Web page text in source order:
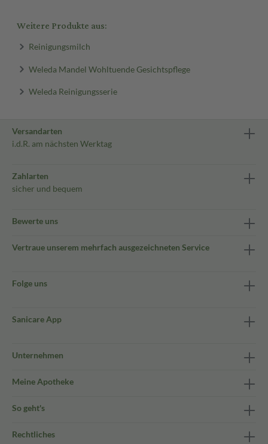
Weitere Produkte aus:
Reinigungsmilch
Weleda Mandel Wohltuende Gesichtspflege
Weleda Reinigungsserie
Versandarten
i.d.R. am nächsten Werktag
Zahlarten
sicher und bequem
Bewerte uns
Vertraue unserem mehrfach ausgezeichneten Service
Folge uns
Sanicare App
Unternehmen
Meine Apotheke
So geht's
Rechtliches